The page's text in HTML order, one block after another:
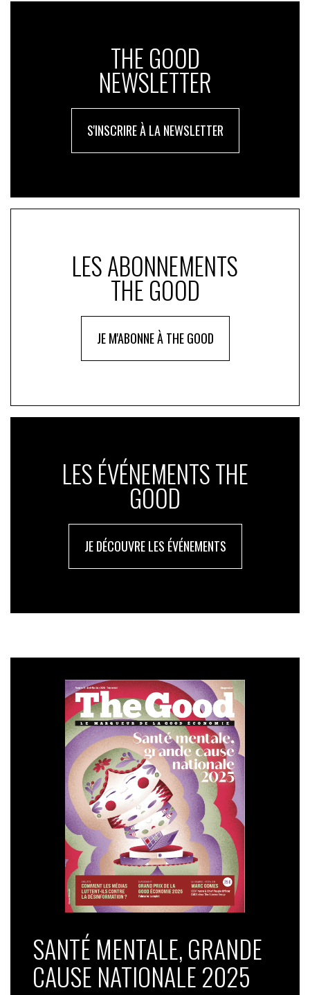
THE GOOD
NEWSLETTER
S'INSCRIRE À LA NEWSLETTER
LES ABONNEMENTS
THE GOOD
JE M'ABONNE À THE GOOD
LES ÉVÉNEMENTS THE
GOOD
JE DÉCOUVRE LES ÉVÉNEMENTS
SANTÉ MENTALE, GRANDE
CAUSE NATIONALE 2025